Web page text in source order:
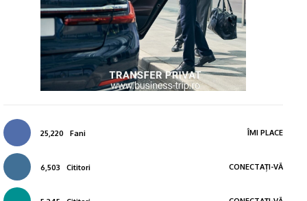
25,220 Fani ÎMI PLACE
6,503 Cititori CONECTAȚI-VĂ